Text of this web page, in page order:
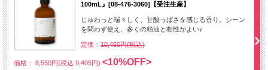
100mL』[08-476-3060]【受注生産】
じゅわっと瑞々しく、甘酸っぱさを感じる香り。シーン
を問わず使え、多くの精油と相性がよい♪
定価： 10,450円(税込)
価格： 8,550円(税込 9,405円) <10%OFF>